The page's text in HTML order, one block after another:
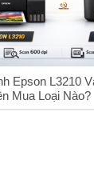
Epson L3210
Mua Loại Nào?